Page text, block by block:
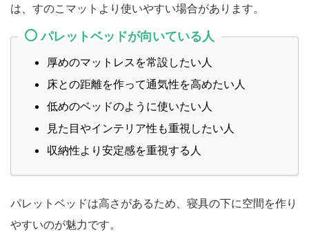
は、すのこマットより使いやすい場合があります。
パレットベッドが向いている人
厚めのマットレスを常設したい人
床との距離を作って通気性を高めたい人
低めのベッドのように使いたい人
見た目やインテリア性も重視したい人
収納性より安定感を重視する人
パレットベッドは高さがあるため、寝具の下に空間を作り
やすいのが魅力です。